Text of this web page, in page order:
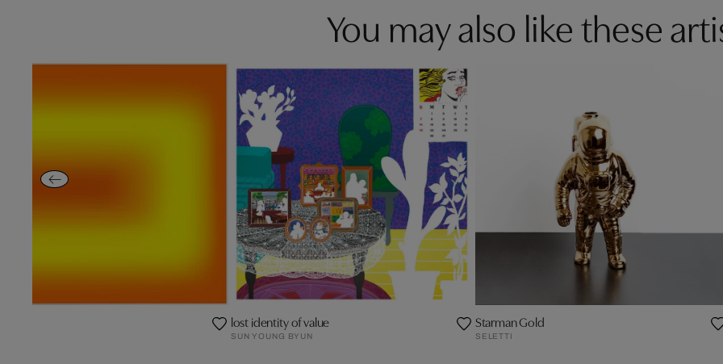
You may also like these
lost identity of value
SUN YOUNG BYUN
Starman Gold
SELETTI